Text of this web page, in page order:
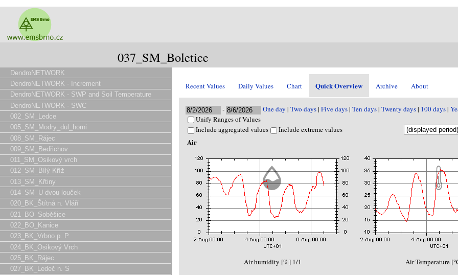
037_SM_Boletice
DendroNETWORK
DendroNETWORK - Increment
DendroNETWORK - SWP and Soil Temperature
DendroNETWORK - SWC
002_SM_Ledce
005_SM_Modry_dul_horni
008_SM_Rájec
009_SM_Bedřichov
011_SM_Osikový vrch
012_SM_Bílý Kříž
013_SM_Křtiny
014_SM_U dvou louček
020_BK_Štítná n. Vláří
021_BO_Soběšice
022_BO_Kanice
023_BK_Vrbno p. P.
024_BK_Osikový Vrch
025_BK_Rájec
027_BK_Ledeč n. S
Recent Values Daily Values Chart Quick Overview Archive About
- One day | Two days| Five days| Ten days| Twenty days| 100 days|
Unify Ranges of Values
Include aggregated values
Include extreme values
Air
Air humidity [%] 1/1 Air Temperature